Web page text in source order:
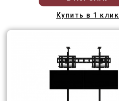
Купить в 1 клик